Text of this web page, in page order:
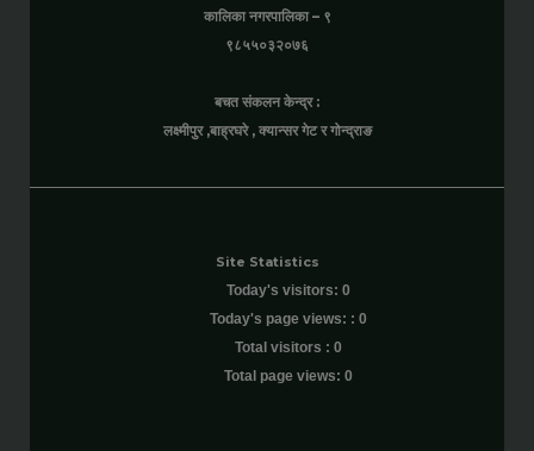
कालिका नगरपालिका – ९
९८५५०३२०७६
बचत संकलन केन्द्र :
लक्ष्मीपुर ,बाह्रघरे , क्यान्सर गेट र गोन्द्राङ
Site Statistics
Today's visitors: 0
Today's page views: : 0
Total visitors : 0
Total page views: 0